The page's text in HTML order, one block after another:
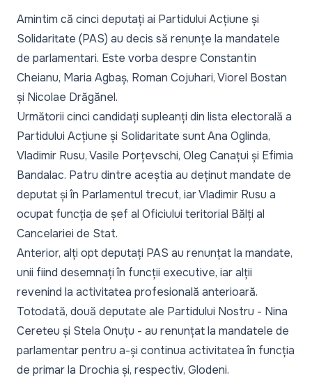
Amintim că cinci deputați ai Partidului Acțiune și
Solidaritate (PAS) au decis să renunțe la mandatele
de parlamentari. Este vorba despre Constantin
Cheianu, Maria Agbaș, Roman Cojuhari, Viorel Bostan
și Nicolae Drăgănel.
Următorii cinci candidați supleanți din lista electorală a
Partidului Acțiune și Solidaritate sunt Ana Oglinda,
Vladimir Rusu, Vasile Porțevschi, Oleg Canațui și Efimia
Bandalac. Patru dintre aceștia au deținut mandate de
deputat și în Parlamentul trecut, iar Vladimir Rusu a
ocupat funcția de șef al Oficiului teritorial Bălți al
Cancelariei de Stat.
Anterior, alți opt deputați PAS au renunțat la mandate,
unii fiind desemnați în funcții executive, iar alții
revenind la activitatea profesională anterioară.
Totodată, două deputate ale Partidului Nostru - Nina
Cereteu și Stela Onuțu - au renunțatla mandatele de
parlamentar pentru a-și continua activitatea în funcția
de primar la Drochia și, respectiv, Glodeni.